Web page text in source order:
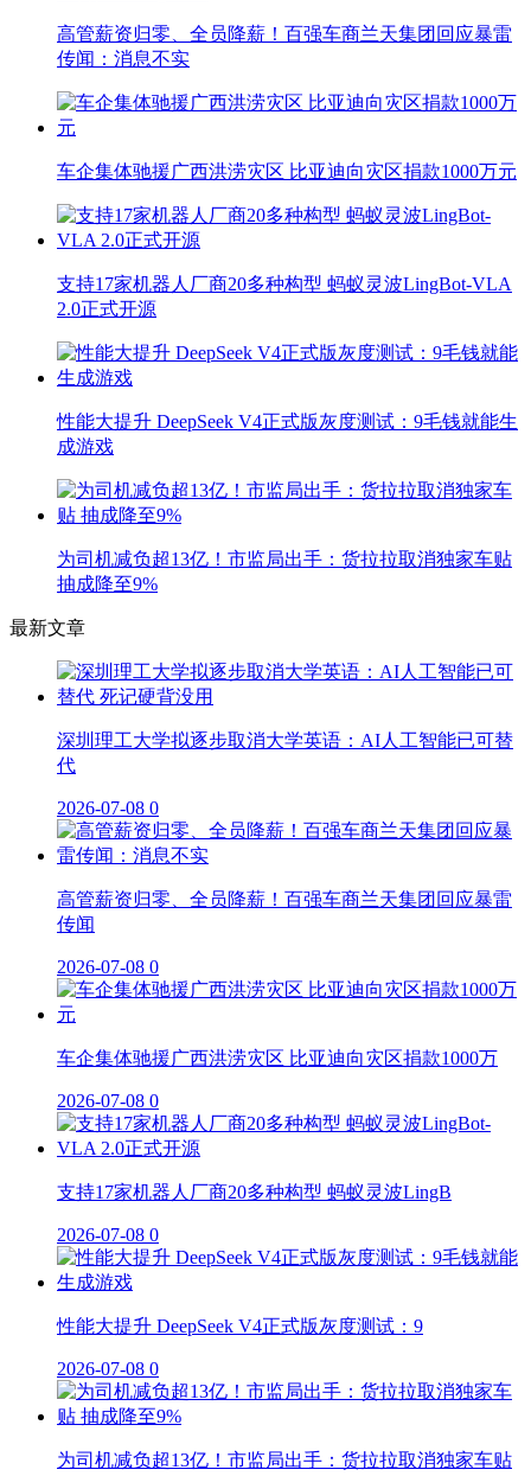
高管薪资归零、全员降薪！百强车商兰天集团回应暴雷
传闻：消息不实
车企集体驰援广西洪涝灾区 比亚迪向灾区捐款1000万元
支持17家机器人厂商20多种构型 蚂蚁灵波LingBot-VLA
2.0正式开源
性能大提升 DeepSeek V4正式版灰度测试：9毛钱就能生
成游戏
为司机减负超13亿！市监局出手：货拉拉取消独家车贴
抽成降至9%
最新文章
深圳理工大学拟逐步取消大学英语：AI人工智能已可替
代
2026-07-08 0
高管薪资归零、全员降薪！百强车商兰天集团回应暴雷
传闻
2026-07-08 0
车企集体驰援广西洪涝灾区 比亚迪向灾区捐款1000万
2026-07-08 0
支持17家机器人厂商20多种构型 蚂蚁灵波LingB
2026-07-08 0
性能大提升 DeepSeek V4正式版灰度测试：9
2026-07-08 0
为司机减负超13亿！市监局出手：货拉拉取消独家车贴